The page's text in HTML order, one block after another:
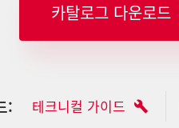
카탈로그 다운로드
: 테크니컬 가이드